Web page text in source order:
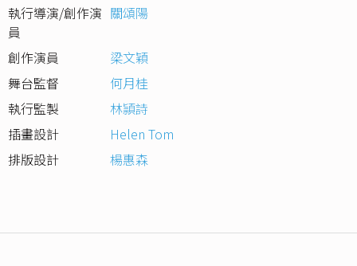
執行導演/創作演
員
關頌陽
創作演員
梁文穎
舞台監督
何月桂
執行監製
林頴詩
插畫設計
Helen Tom
排版設計
楊惠森